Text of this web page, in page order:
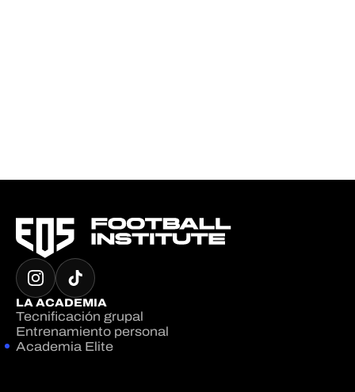
LA ACADEMIA
Tecnificación grupal
Entrenamiento personal
Academia Elite